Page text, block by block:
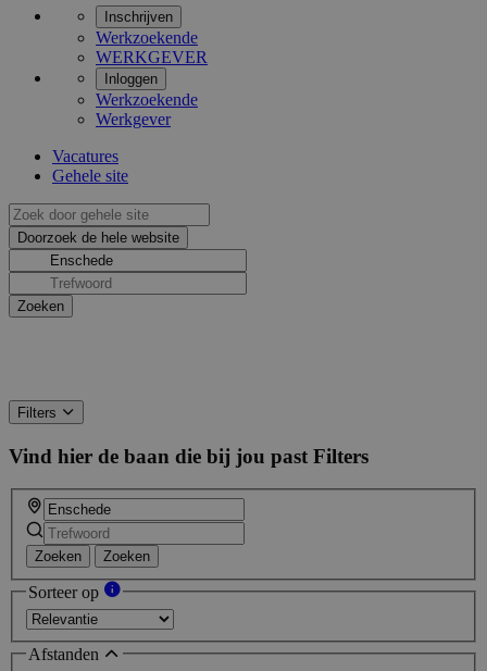
Inschrijven
Werkzoekende
WERKGEVER
Inloggen
Werkzoekende
Werkgever
Vacatures
Gehele site
Filters
Vind hier de baan die bij jou past Filters
Zoeken Zoeken
Sorteer op
Afstanden